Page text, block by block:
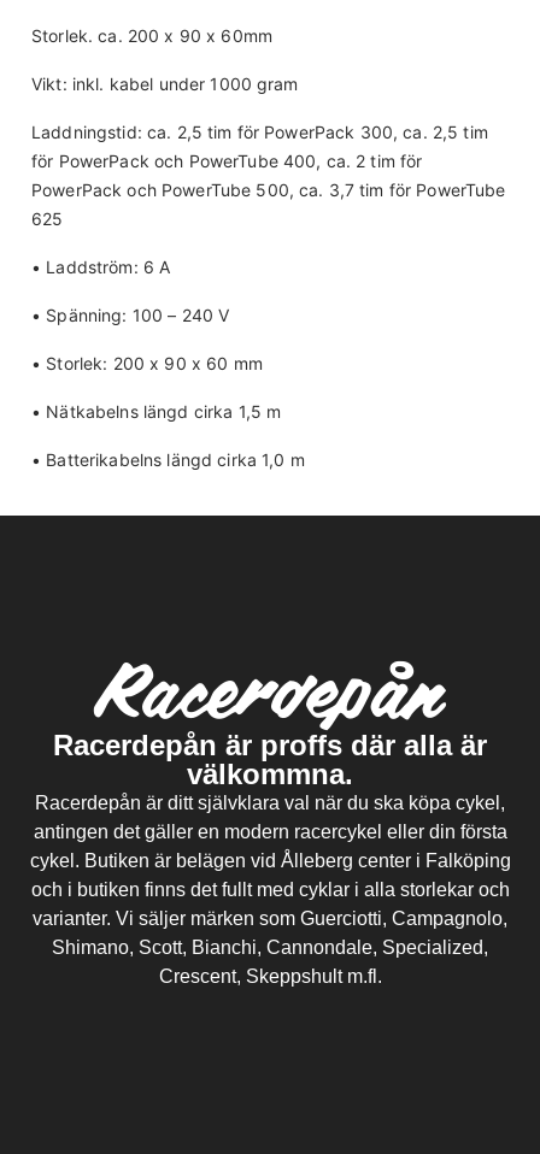
Storlek. ca. 200 x 90 x 60mm
Vikt: inkl. kabel under 1000 gram
Laddningstid: ca. 2,5 tim för PowerPack 300, ca. 2,5 tim
för PowerPack och PowerTube 400, ca. 2 tim för
PowerPack och PowerTube 500, ca. 3,7 tim för PowerTube
625
• Laddström: 6 A
• Spänning: 100 – 240 V
• Storlek: 200 x 90 x 60 mm
• Nätkabelns längd cirka 1,5 m
• Batterikabelns längd cirka 1,0 m
Racerdepån är proffs där alla är
välkommna.
Racerdepån är ditt självklara val när du ska köpa cykel,
antingen det gäller en modern racercykel eller din första
cykel. Butiken är belägen vid Ålleberg center i Falköping
och i butiken finns det fullt med cyklar i alla storlekar och
varianter. Vi säljer märken som Guerciotti, Campagnolo,
Shimano, Scott, Bianchi, Cannondale, Specialized,
Crescent, Skeppshult m.fl.